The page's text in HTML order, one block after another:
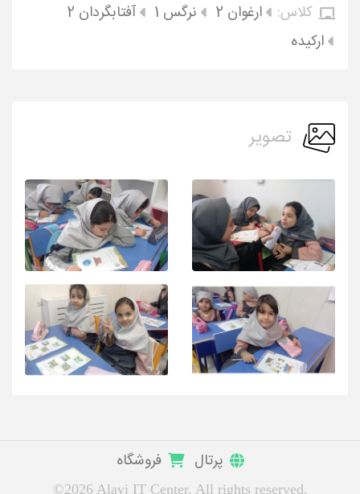
کلاس:
ارغوان 2 نرگس 1
آفتابگردان 2
ارکیده
تصویر
پرتال فروشگاه
©2026 Alavi IT Center. All rights reserved.